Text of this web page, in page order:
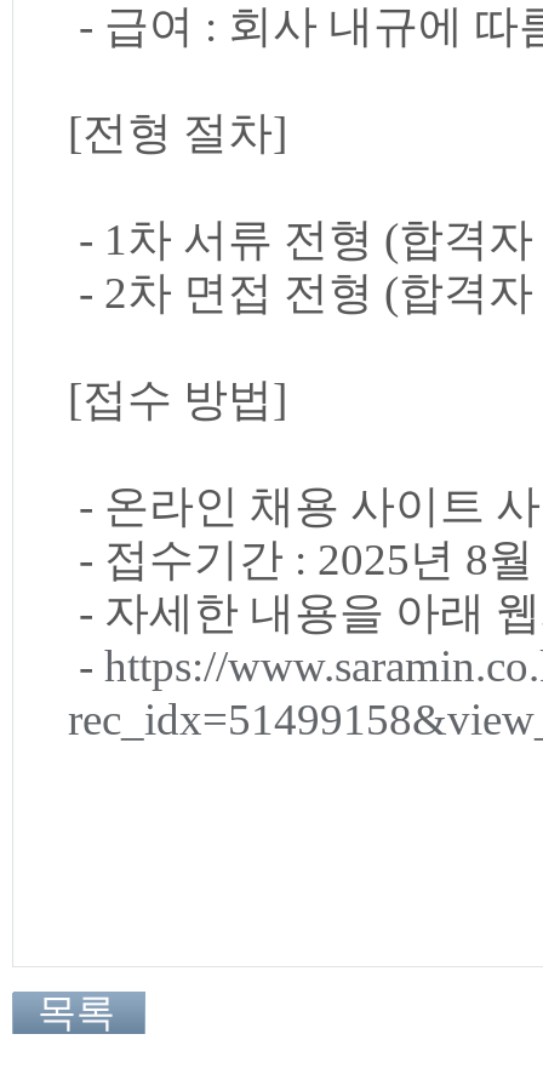
- 급여 : 회사 내규에 따
[전형 절차]
- 1차 서류 전형 (합격
- 2차 면접 전형 (합격
[접수 방법]
- 온라인 채용 사이트
- 접수기간 : 2025년 8
- 자세한 내용을 아래
- https://
목록